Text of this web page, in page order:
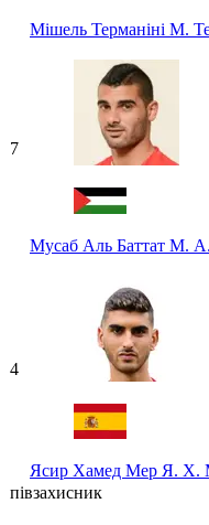
Мішель Терманіні М.
7
Мусаб Аль Баттат М. А.
4
Ясир Хамед Мер Я. Х.
півзахисник